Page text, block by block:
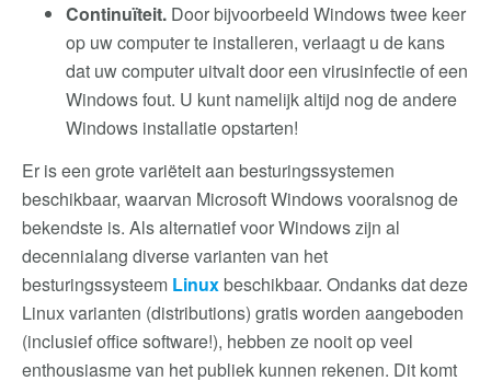
Continuïteit. Door bijvoorbeeld Windows twee keer
op uw computer te installeren, verlaagt u de kans
dat uw computer uitvalt door een virusinfectie of een
Windows fout. U kunt namelijk altijd nog de andere
Windows installatie opstarten!
Er is een grote variëteit aan besturingssystemen
beschikbaar, waarvan Microsoft Windows vooralsnog de
bekendste is. Als alternatief voor Windows zijn al
decennialang diverse varianten van het
besturingssysteem Linuxbeschikbaar. Ondanks dat deze
Linux varianten (distributions) gratis worden aangeboden
(inclusief office software!), hebben ze nooit op veel
enthousiasme van het publiek kunnen rekenen. Dit komt